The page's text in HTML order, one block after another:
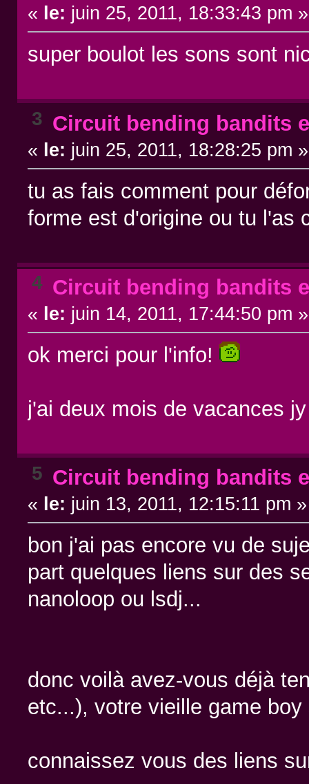
« le: juin 25, 2011, 18:33:43 pm »
super boulot les sons sont
3 Circuit bending bandits
« le: juin 25, 2011, 18:28:25 pm »
tu as fais comment pour
forme est d'origine ou tu l'as
4 Circuit bending bandits
« le: juin 14, 2011, 17:44:50 pm »
ok merci pour l'info!
j'ai deux mois de vacances
5 Circuit bending bandits
« le: juin 13, 2011, 12:15:11 pm »
bon j'ai pas encore vu de
part quelques liens sur des
nanoloop ou lsdj...
donc voilà avez-vous déjà
etc...), votre vieille game
connaissez vous des liens